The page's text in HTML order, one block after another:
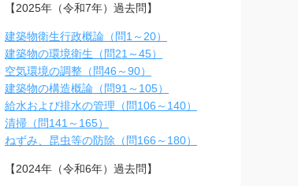
【2025年（令和7年）過去問】
建築物衛生行政概論（問1～20）
建築物の環境衛生（問21～45）
空気環境の調整（問46～90）
建築物の構造概論（問91～105）
給水および排水の管理（問106～140）
清掃（問141～165）
ねずみ、昆虫等の防除（問166～180）
【2024年（令和6年）過去問】